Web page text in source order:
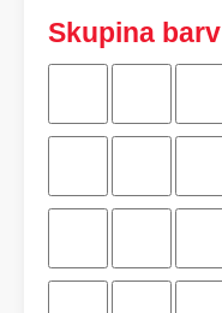
Skupina barv